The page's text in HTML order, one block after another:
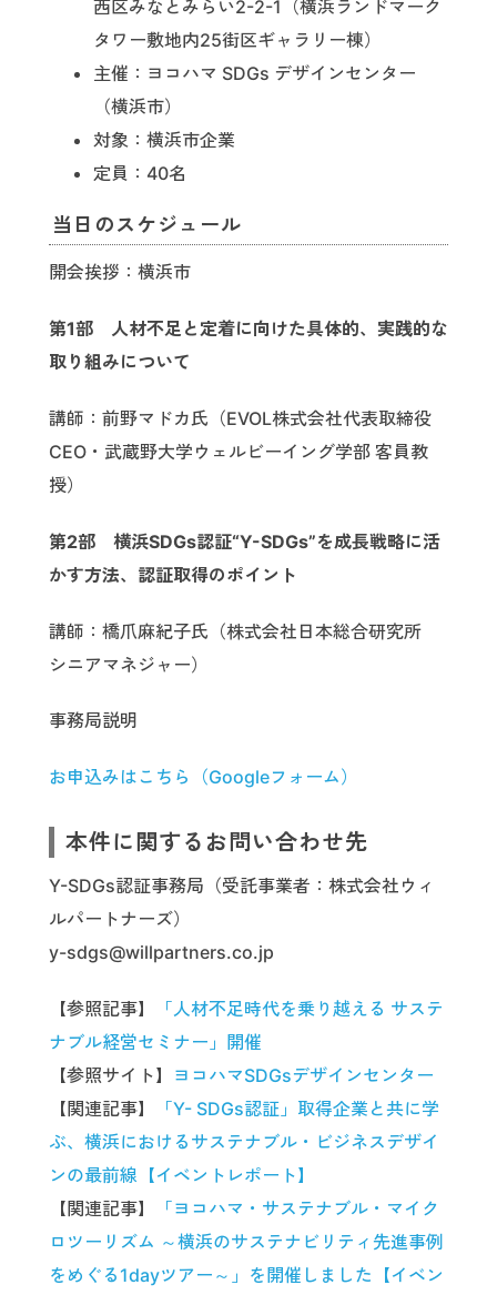
西区みなとみらい2-2-1（横浜ランドマーク
タワー敷地内25街区ギャラリー棟）
主催：ヨコハマ SDGs デザインセンター
（横浜市）
対象：横浜市企業
定員：40名
当日のスケジュール
開会挨拶：横浜市
第1部 人材不足と定着に向けた具体的、実践的な
取り組みについて
講師：前野マドカ氏（EVOL株式会社代表取締役
CEO・武蔵野大学ウェルビーイング学部 客員教
授）
第2部 横浜SDGs認証“Y-SDGs”を成長戦略に活
かす方法、認証取得のポイント
講師：橋爪麻紀子氏（株式会社日本総合研究所
シニアマネジャー）
事務局説明
お申込みはこちら（Googleフォーム）
本件に関するお問い合わせ先
Y-SDGs認証事務局（受託事業者：株式会社ウィ
ルパートナーズ）
y-sdgs@willpartners.co.jp
【参照記事】
「人材不足時代を乗り越える サステ
ナブル経営セミナー」開催
【参照サイト】 ヨコハマSDGsデザインセンター
【関連記事】
「Y- SDGs認証」取得企業と共に学
ぶ、横浜におけるサステナブル・ビジネスデザイ
ンの最前線【イベントレポート】
【関連記事】
「ヨコハマ・サステナブル・マイク
ロツーリズム ～横浜のサステナビリティ先進事例
をめぐる1dayツアー～」を開催しました【イベン